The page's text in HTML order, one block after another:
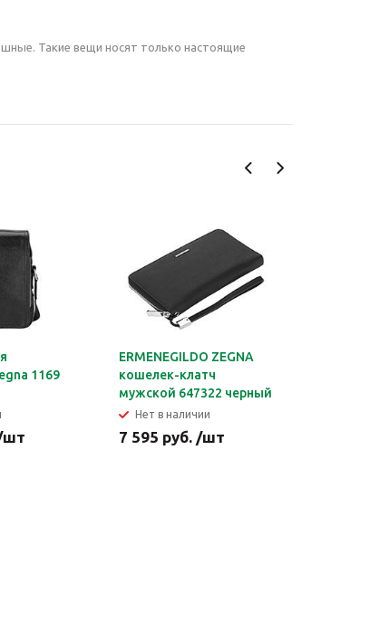
Такие вещи носят только настоящие
1169
шт
ERMENEGILDO ZEGNA
кошелек-клатч
мужской 647322 черный
Нет в наличии
7 595 руб. /шт